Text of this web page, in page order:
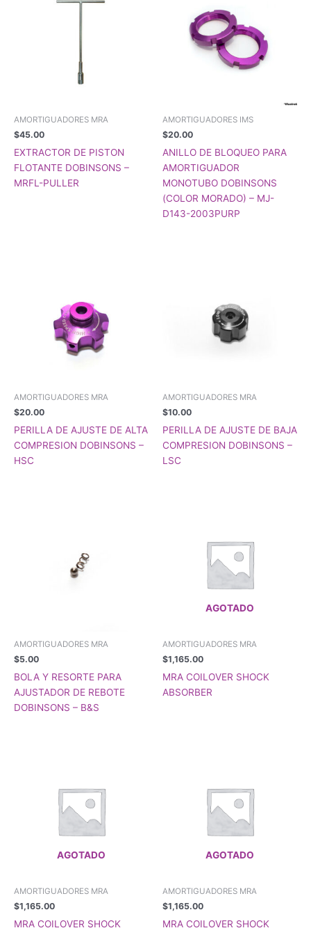
AMORTIGUADORES MRA
$45.00
EXTRACTOR DE PISTON
FLOTANTE DOBINSONS –
MRFL-PULLER
AMORTIGUADORES IMS
$20.00
ANILLO DE BLOQUEO PARA
AMORTIGUADOR
MONOTUBO DOBINSONS
(COLOR MORADO) – MJ-
D143-2003PURP
AMORTIGUADORES MRA
$20.00
PERILLA DE AJUSTE DE ALTA
COMPRESION DOBINSONS –
HSC
AMORTIGUADORES MRA
$10.00
PERILLA DE AJUSTE DE BAJA
COMPRESION DOBINSONS –
LSC
AMORTIGUADORES MRA
$5.00
BOLA Y RESORTE PARA
AJUSTADOR DE REBOTE
DOBINSONS – B&S
AGOTADO
AMORTIGUADORES MRA
$1,165.00
MRA COILOVER SHOCK
ABSORBER
AGOTADO
AMORTIGUADORES MRA
$1,165.00
MRA COILOVER SHOCK
AGOTADO
AMORTIGUADORES MRA
$1,165.00
MRA COILOVER SHOCK